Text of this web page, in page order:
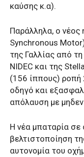
καύσης κ.α).
Παράλληλα, ο νέος
Synchronous
της Γαλλίας από
NIDEC και της
(156 ίππους) ροπή
οδηγό και
απόλαυση με
Η νέα μπαταρία σε
βελτιστοποίηση
αυτονομία του